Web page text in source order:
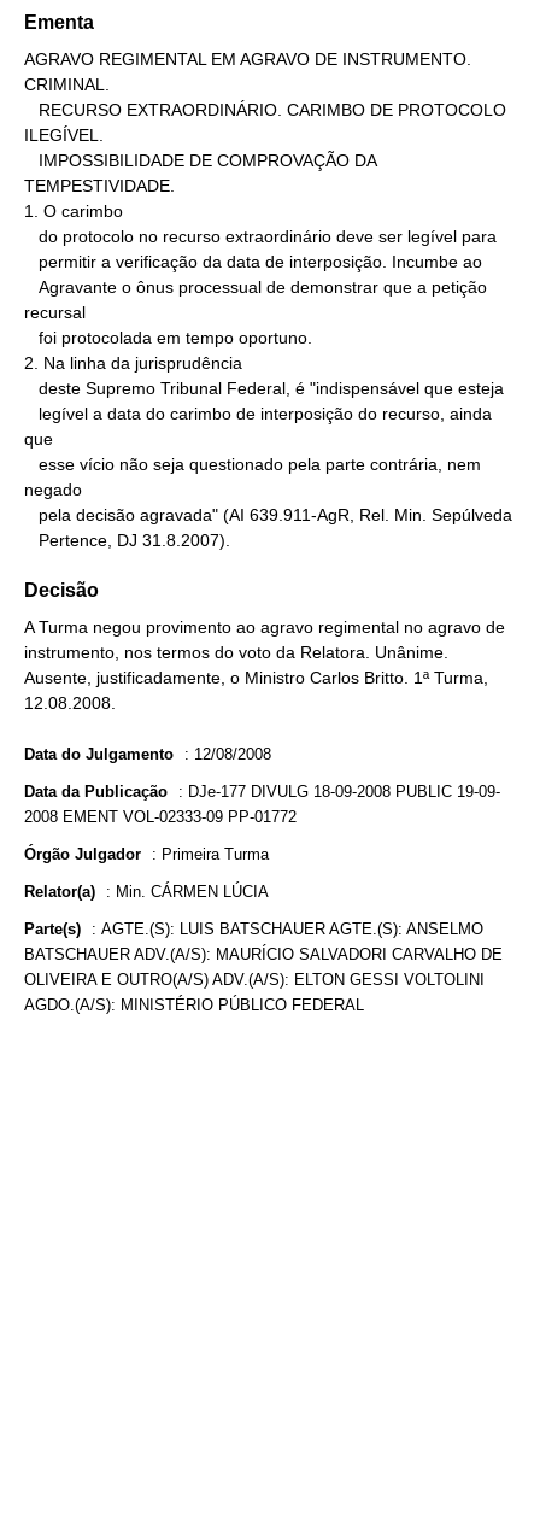
Ementa
AGRAVO REGIMENTAL EM AGRAVO DE INSTRUMENTO.
CRIMINAL.
ILEGÍVEL.
TEMPESTIVIDADE.
1. O carimbo
recursal
2. Na linha da jurisprudência
que
negado
   Pertence, DJ 31.8.2007).
Decisão
A Turma negou provimento ao agravo regimental no agravo de
instrumento, nos termos do voto da Relatora. Unânime.
Ausente, justificadamente, o Ministro Carlos Britto. 1ª Turma,
12.08.2008.
Data do Julgamento : 12/08/2008
Data da Publicação : DJe-177 DIVULG 18-09-2008 PUBLIC 19-09-
2008 EMENT VOL-02333-09 PP-01772
Órgão Julgador : Primeira Turma
Relator(a) : Min. CÁRMEN LÚCIA
Parte(s) : AGTE.(S): LUIS BATSCHAUER AGTE.(S): ANSELMO
BATSCHAUER ADV.(A/S): MAURÍCIO SALVADORI CARVALHO DE
OLIVEIRA E OUTRO(A/S) ADV.(A/S): ELTON GESSI VOLTOLINI
AGDO.(A/S): MINISTÉRIO PÚBLICO FEDERAL